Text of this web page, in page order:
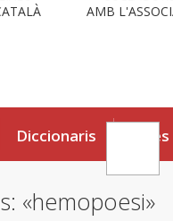
AMB
Diccionaris Eines
«hemopoesi»